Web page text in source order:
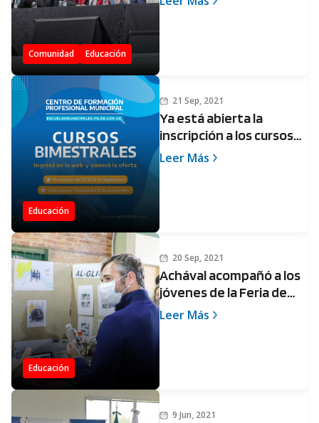
Comunidad Educación
Educación
21 Sep, 2021
Ya está abierta la
inscripción a los cursos
bimestrales de Escuelas
Leer Más
Educación
20 Sep, 2021
Achával acompañó a los
jóvenes de la Feria de
Educación en Derqui
Leer Más
9 Jun, 2021